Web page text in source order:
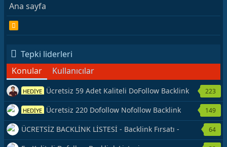
Ana sayfa
S
Tepki liderleri
Konular
Kullanıcılar
HEDİYE Ücretsiz 59 Adet Kaliteli DoFollow Backlink
Kaynağı Veriyorum.
223
HEDİYE Ücretsiz 220 Dofollow Nofollow Backlink
Veriyorum
149
ÜCRETSİZ BACKLİNK LİSTESİ - Backlink Fırsatı -
Hemen Yetiş!
64